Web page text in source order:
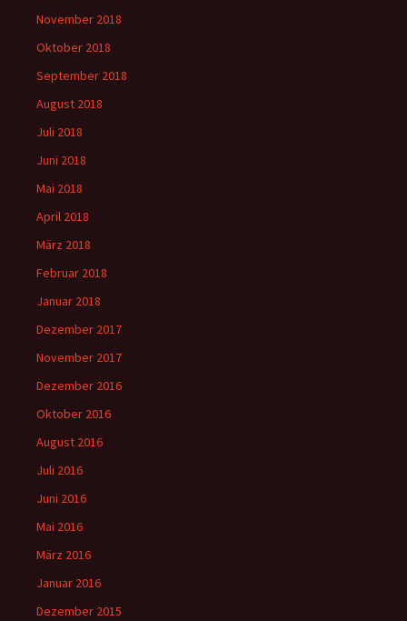
November 2018
Oktober 2018
September 2018
August 2018
Juli 2018
Juni 2018
Mai 2018
April 2018
März 2018
Februar 2018
Januar 2018
Dezember 2017
November 2017
Dezember 2016
Oktober 2016
August 2016
Juli 2016
Juni 2016
Mai 2016
März 2016
Januar 2016
Dezember 2015